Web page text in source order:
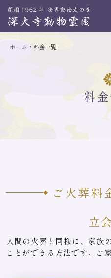
ホーム 料金一覧
料
ご火葬料
立
人間の火葬と同様に、家族
ことができる方法です。ご